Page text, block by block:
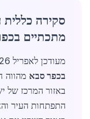
סקירה
מתכתיים
מעודכן לאפריל 2026.
בכפר סבא מהווה
באזור המרכז של
התפתחות העיר